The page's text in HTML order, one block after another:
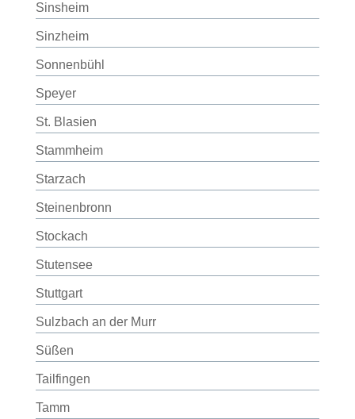
Sinsheim
Sinzheim
Sonnenbühl
Speyer
St. Blasien
Stammheim
Starzach
Steinenbronn
Stockach
Stutensee
Stuttgart
Sulzbach an der Murr
Süßen
Tailfingen
Tamm